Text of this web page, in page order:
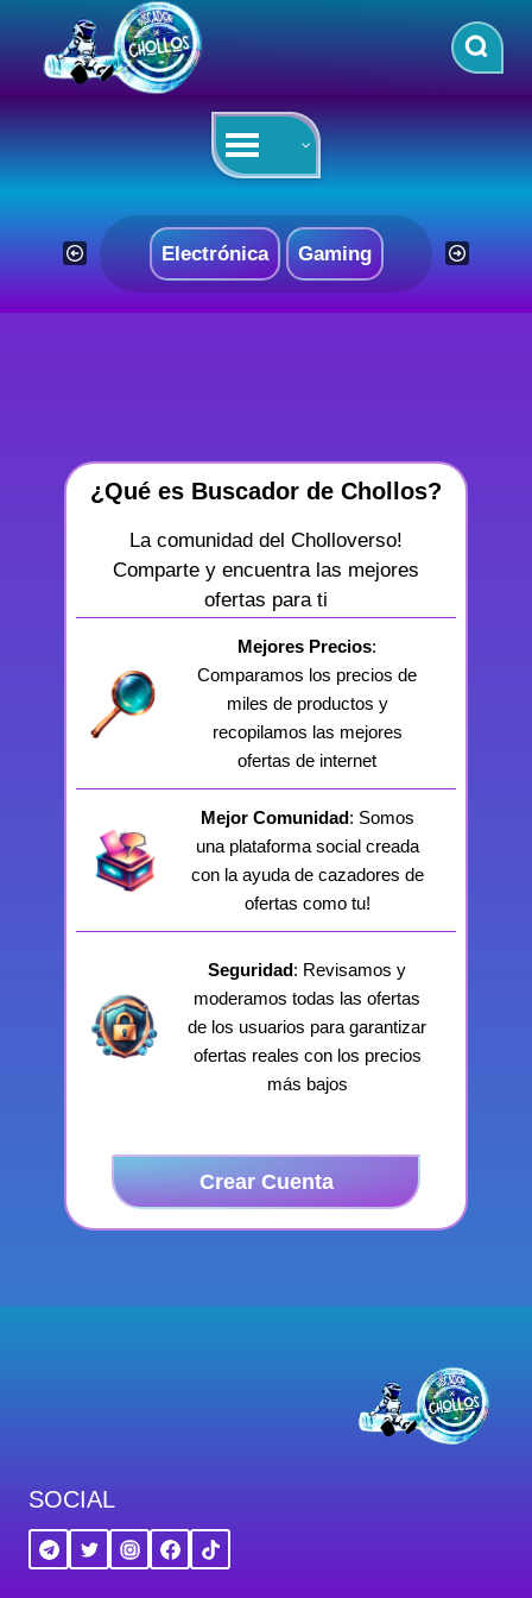
contenido
Electrónica Gaming
¿Qué es Buscador de Chollos?
La comunidad del Cholloverso!
Comparte y encuentra las mejores
ofertas para ti
Mejores Precios:
Comparamos los precios de
miles de productos y
recopilamos las mejores
ofertas de internet
Mejor Comunidad: Somos
una plataforma social creada
con la ayuda de cazadores de
ofertas como tu!
Seguridad: Revisamos y
moderamos todas las ofertas
de los usuarios para garantizar
ofertas reales con los precios
más bajos
Crear Cuenta
SOCIAL